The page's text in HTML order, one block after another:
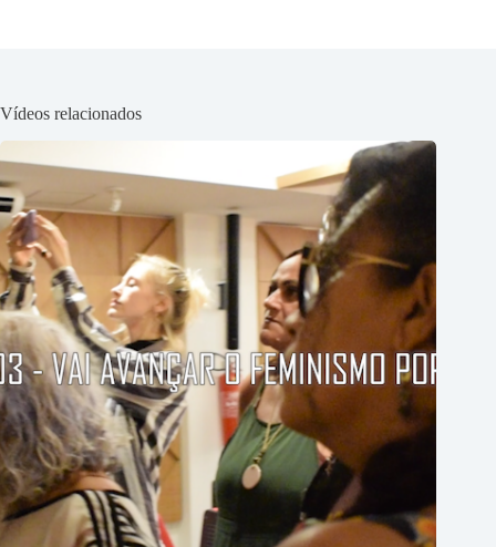
Vídeos relacionados